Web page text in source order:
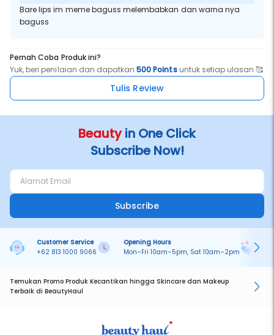
Bare lips im meme baguss melembabkan dan warna nya
baguss
Pernah Coba Produk ini?
Yuk, beri penilaian dan dapatkan500 Pointsuntuk setiap ulasan 🥰
Tulis Review
Beautyin One Click
Subscribe Now!
Subscribe
Customer Service
+62 813 1000 9066
Opening Hours
Mon–Fri 10am–5pm, Sat 10am–2pm
Temukan Promo Produk Kecantikan hingga Skincare dan Makeup
Terbaik di BeautyHaul